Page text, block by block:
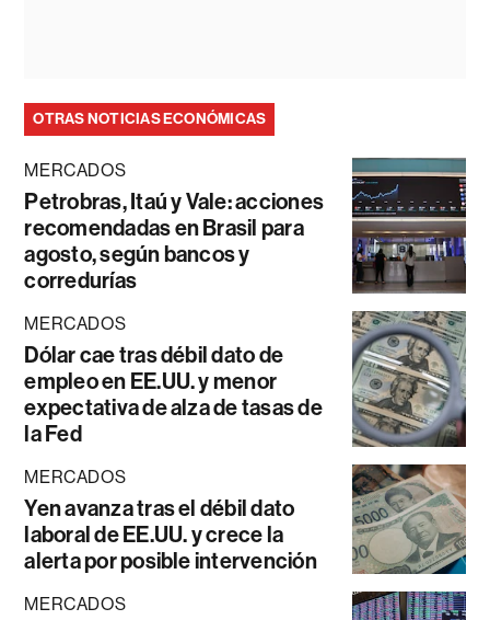
OTRAS NOTICIAS ECONÓMICAS
MERCADOS
Petrobras, Itaú y Vale: acciones
recomendadas en Brasil para
agosto, según bancos y
corredurías
MERCADOS
Dólar cae tras débil dato de
empleo en EE.UU. y menor
expectativa de alza de tasas de
la Fed
MERCADOS
Yen avanza tras el débil dato
laboral de EE.UU. y crece la
alerta por posible intervención
MERCADOS